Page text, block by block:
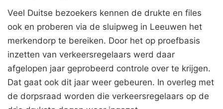
Veel Duitse bezoekers kennen de drukte en files
ook en proberen via de sluipweg in Leeuwen het
merkendorp te bereiken. Door het op proefbasis
inzetten van verkeersregelaars werd daar
afgelopen jaar geprobeerd controle over te krijgen.
Dat gaat ook dit jaar weer gebeuren. In overleg met
de dorpsraad worden die verkeersregelaars op de